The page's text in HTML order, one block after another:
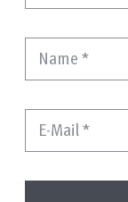
Name*
E-Mail*